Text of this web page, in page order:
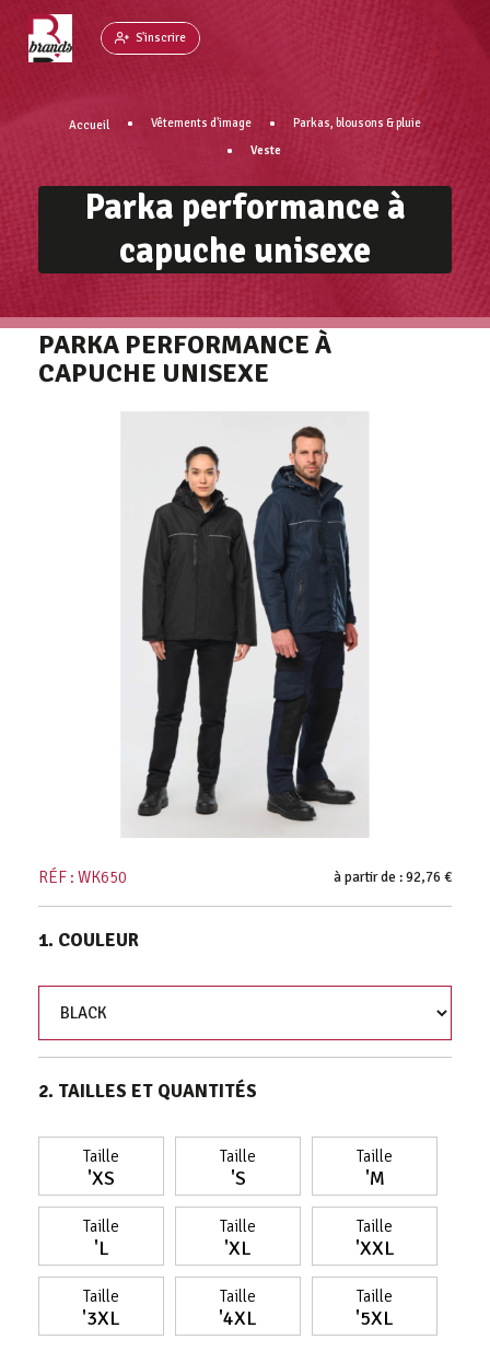
S'inscrire
Accueil Vêtements d'image
Parkas, blousons & pluie
Veste
Parka performance à
capuche unisexe
PARKA PERFORMANCE À
CAPUCHE UNISEXE
RÉF : WK650 à partir de : 92,76 €
1. COULEUR
2. TAILLES ET QUANTITÉS
Taille
'XS
Taille
'S
Taille
'M
Taille
'L
Taille
'XL
Taille
'XXL
Taille
'3XL
Taille
'4XL
Taille
'5XL
Panneau de gestion des cookies